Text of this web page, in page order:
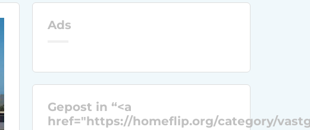
Ads
Gepost in “<a
href="https://homeflip.org/category/